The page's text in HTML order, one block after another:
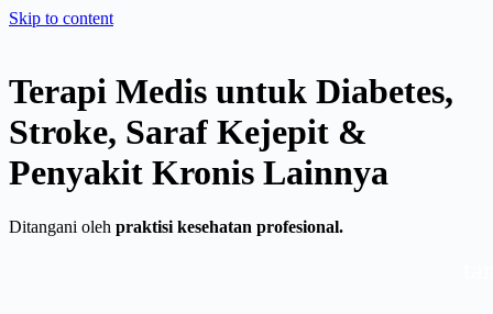
Skip to content
Terapi Medis untuk Diabetes,
Stroke, Saraf Kejepit &
Penyakit Kronis Lainnya
Ditangani oleh praktisi kesehatan profesional.